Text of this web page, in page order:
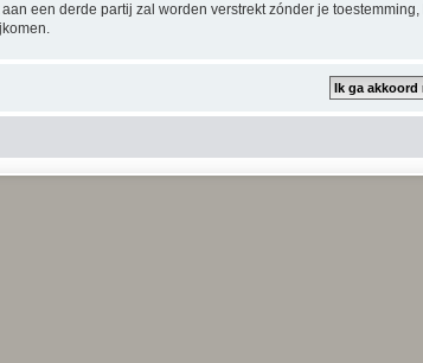
een derde partij zal worden verstrekt zónder je